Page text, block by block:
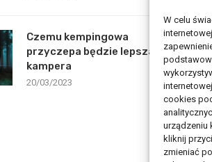
W celu
cookies
urządzeniu
kliknij
zmieniać
Czemu kempingowa
przyczepa będzie lepsza od
kampera
20/03/2023